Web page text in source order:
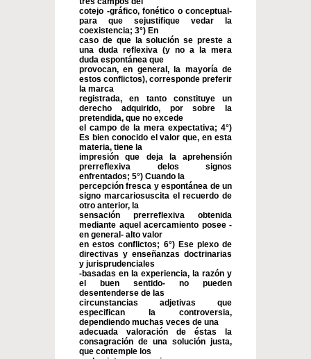
cotejo -gráfico, fonético o conceptual-
para que sejustifique vedar la
coexistencia; 3°) En
caso de que la solución se preste a
una duda reflexiva (y no a la mera
duda espontánea que
provocan, en general, la mayoría de
estos conflictos), corresponde preferir
la marca
registrada, en tanto constituye un
derecho adquirido, por sobre la
pretendida, que no excede
el campo de la mera expectativa; 4°)
Es bien conocido el valor que, en esta
materia, tiene la
impresión que deja la aprehensión
prerreflexiva delos signos
enfrentados; 5°) Cuando la
percepción fresca y espontánea de un
signo marcariosuscita el recuerdo de
otro anterior, la
sensación prerreflexiva obtenida
mediante aquel acercamiento posee -
en general- alto valor
en estos conflictos; 6°) Ese plexo de
directivas y enseñanzas doctrinarias
y jurisprudenciales
-basadas en la experiencia, la razón y
el buen sentido- no pueden
desentenderse de las
circunstancias adjetivas que
especifican la controversia,
dependiendo muchas veces de una
adecuada valoración de éstas la
consagración de una solución justa,
que contemple los